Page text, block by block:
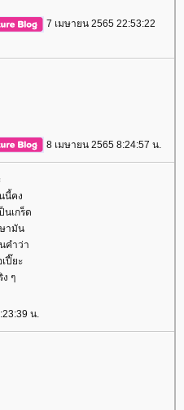
7 เมษายน 2565 22:53:22
8 เมษายน 2565 8:24:57 น.
นี้คง
นเกร็ด
ามัน
คำว่า
ปี๊ยะ
ๆ
น.